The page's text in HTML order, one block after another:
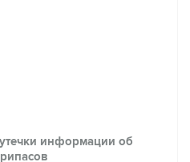
информации об